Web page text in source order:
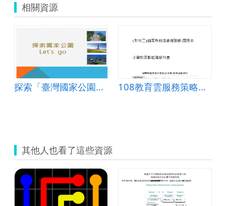
相關資源
探索「臺灣國家公園」Let`s go! 108教育雲服務策略聯盟教案設計-象鼻國小王俊傑老師&amp;amp;amp;amp;mdash;國小組&amp;amp;amp;amp;mdash;三角形
其他人也看了這些資源